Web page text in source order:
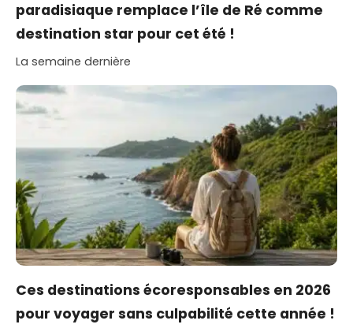
paradisiaque remplace l’île de Ré comme
destination star pour cet été !
La semaine dernière
Ces destinations écoresponsables en 2026
pour voyager sans culpabilité cette année !